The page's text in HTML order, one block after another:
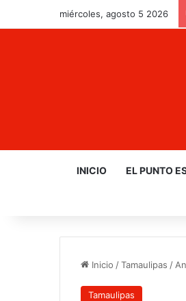
miércoles, agosto 5 2026
INICIO EL PUNTO
Inicio /Tamaulipas /
Tamaulipas